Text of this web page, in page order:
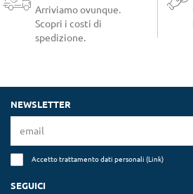
Arriviamo ovunque.
Scopri i costi di
spedizione.
NEWSLETTER
Accetto trattamento dati personali (Link)
SEGUICI